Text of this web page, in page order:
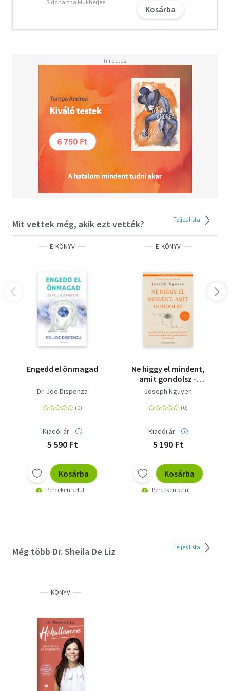
nagyszerű vár rád: saját magad új változata. Aki erős és
szexi, ha éppen ahhoz van kedve, de főleg - szabad.Dr.
hétig vezette a Spiegel bestsellerlistáját, és külföldön is
született New Jersey-ben, 15 évesen érkezett
Németországba, és Mainzban tanult orvostudományt.
2006 óta saját nőgyógyászati és szülészeti praxisában
dolgozik Wiesbadenben, és 2022-ben megalapította a
HormoneOnlineKliniket.Weboldala: www.dr-de-liz.de,
www.hormoneonlineclinic.com
A letöltéssel kapcsolatos kérdésekreitttalálhat választ.
Olvasd el mások véleményét is!
Siddhartha Mukherjee
Kosárba
Mit vettek még, akik ezt vették? Teljes lista
E-KÖNYV
Engedd el önmagad
Dr. Joe Dispenza
Kiadói ár:
5 590 Ft
Kosárba
Perceken belül
E-KÖNYV
Ne higgy el mindent,
amit gondolsz -
Bővített kiadás
Joseph Nguyen
Kiadói ár:
5 190 Ft
Kosárba
Perceken belül
Még több Dr. Sheila De Liz Teljes lista
KÖNYV